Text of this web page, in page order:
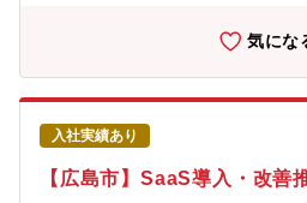
業時間：月平均20時間/繁忙期30時間
ートワーク：有（週3日程度利用可能
たばかりの新しい組織ですので、ス
個人の意思を尊重した柔軟な働き方
オフィスではフリーアドレスを導入し
す。また、場所にとらわれない働き方
導入を推進しています【業務の魅力
たばかりの新しい組織ですので、初期
ど、社内外の環境変化に応じるため、
ています。【求人魅力】所有スキル・
アリングからマネジメントまで広範
が可能。研究開発部門を一つの会社
てのITに関わることができます。最終
統率・統制し、ITサービス・ITインフ
携わっていただけます。
気にな
入社実績あり
【広島市】SaaS導入・改善